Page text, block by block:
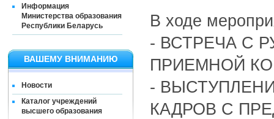
Информация
Министерства образования
Республики Беларусь
ВАШЕМУ ВНИМАНИЮ
Новости
Каталог учреждений
высшего образования
В ходе
- ВСТРЕЧА С
ПРИЕМНОЙ
-
КАДРОВ С